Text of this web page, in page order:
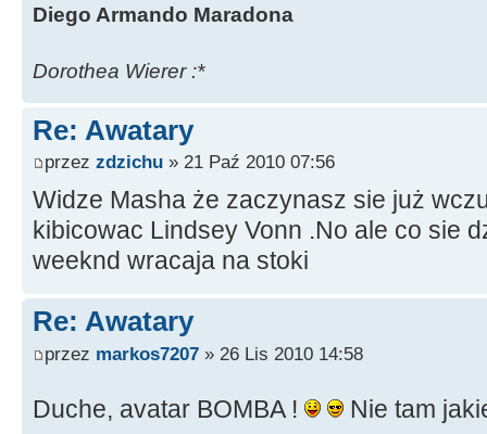
Diego Armando Maradona
Dorothea Wierer :*
Re: Awatary
przez zdzichu » 21 Paź 2010 07:56
Widze Masha że zaczynasz sie już
kibicowac Lindsey Vonn .No ale co sie
weeknd wracaja na stoki
Re: Awatary
przez markos7207 » 26 Lis 2010 14:58
Duche, avatar BOMBA ! Nie tam